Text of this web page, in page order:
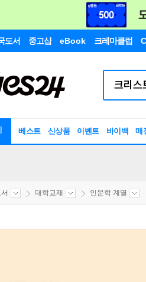
도서 중고샵 eBook 크레마클럽
베스트 신상품 이벤트 바이백 매
대학교재 인문학 계열